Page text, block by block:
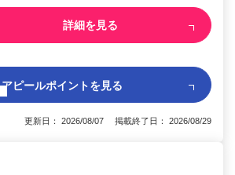
詳細を見る
アピールポイントを見る
更新日： 2026/08/07 掲載終了日： 2026/08/29